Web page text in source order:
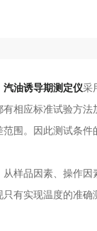
汽油诱导期测定仪采
有相应标准试验方
范围。因此测试条件
品因素、操作因素
只有实现温度的准